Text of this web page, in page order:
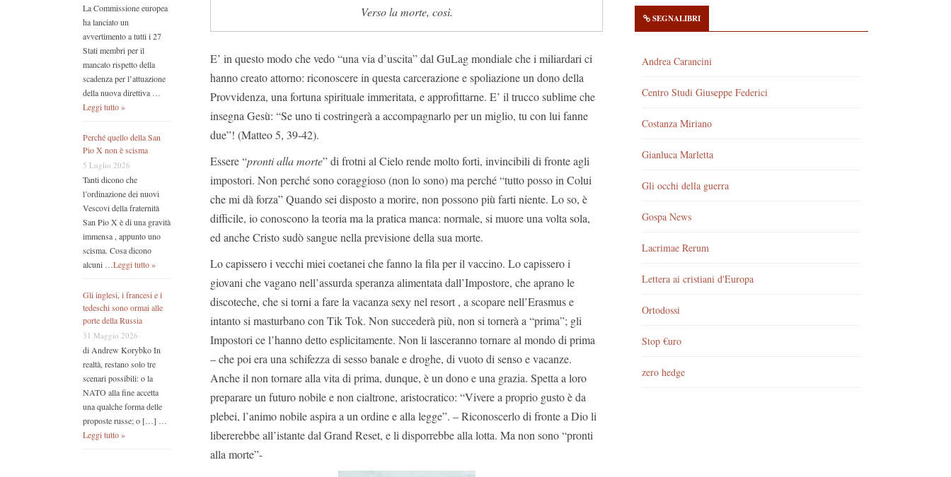
La Commissione europea
ha lanciato un
avvertimento a tutti i 27
Stati membri per il
mancato rispetto della
scadenza per l’attuazione
della nuova direttiva …
Leggi tutto »
Perché quello della San
Pio X non è scisma
5 Luglio 2026
Tanti dicono che
l’ordinazione dei nuovi
Vescovi della fraternità
San Pio X è di una gravità
immensa , appunto uno
scisma. Cosa dicono
alcuni …Leggi tutto »
Gli inglesi, i francesi e i
tedeschi sono ormai alle
porte della Russia
31 Maggio 2026
di Andrew Korybko In
realtà, restano solo tre
scenari possibili: o la
NATO alla fine accetta
una qualche forma delle
proposte russe; o […] …
Leggi tutto »
Verso la morte, così.
E’ in questo modo che vedo “una via d’uscita” dal GuLag mondiale che i miliardari ci
hanno creato attorno: riconoscere in questa carcerazione e spoliazione un dono della
Provvidenza, una fortuna spirituale immeritata, e approfittarne. E’ il trucco sublime che
insegna Gesù: “Se uno ti costringerà a accompagnarlo per un miglio, tu con lui fanne
due”! (Matteo 5, 39-42).
Essere “pronti alla morte” di frotni al Cielo rende molto forti, invincibili di fronte agli
impostori. Non perché sono coraggioso (non lo sono) ma perché “tutto posso in Colui
che mi dà forza” Quando sei disposto a morire, non possono più farti niente. Lo so, è
difficile, io conoscono la teoria ma la pratica manca: normale, si muore una volta sola,
ed anche Cristo sudò sangue nella previsione della sua morte.
Lo capissero i vecchi miei coetanei che fanno la fila per il vaccino. Lo capissero i
giovani che vagano nell’assurda speranza alimentata dall’Impostore, che aprano le
discoteche, che si torni a fare la vacanza sexy nel resort , a scopare nell’Erasmus e
intanto si masturbano con Tik Tok. Non succederà più, non si tornerà a “prima”; gli
Impostori ce l’hanno detto esplicitamente. Non li lasceranno tornare al mondo di prima
– che poi era una schifezza di sesso banale e droghe, di vuoto di senso e vacanze.
Anche il non tornare alla vita di prima, dunque, è un dono e una grazia. Spetta a loro
preparare un futuro nobile e non cialtrone, aristocratico: “Vivere a proprio gusto è da
plebei, l’animo nobile aspira a un ordine e alla legge”. – Riconoscerlo di fronte a Dio li
libererebbe all’istante dal Grand Reset, e li disporrebbe alla lotta. Ma non sono “pronti
alla morte”-
SEGNALIBRI
Andrea Carancini
Centro Studi Giuseppe Federici
Costanza Miriano
Gianluca Marletta
Gli occhi della guerra
Gospa News
Lacrimae Rerum
Lettera ai cristiani d'Europa
Ortodossi
Stop €uro
zero hedge